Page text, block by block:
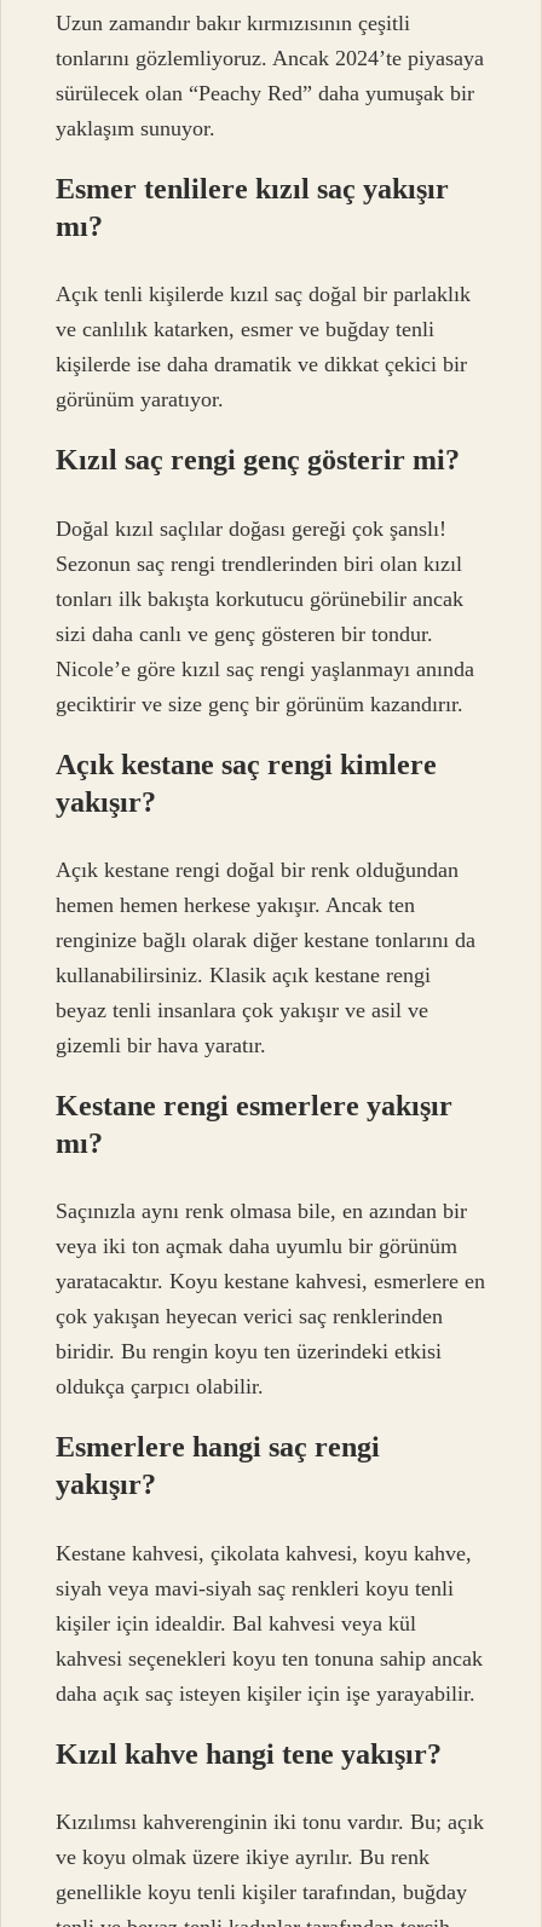
Uzun zamandır bakır kırmızısının çeşitli
tonlarını gözlemliyoruz. Ancak 2024’te piyasaya
sürülecek olan “Peachy Red” daha yumuşak bir
yaklaşım sunuyor.
Esmer tenlilere kızıl saç yakışır
mı?
Açık tenli kişilerde kızıl saç doğal bir parlaklık
ve canlılık katarken, esmer ve buğday tenli
kişilerde ise daha dramatik ve dikkat çekici bir
görünüm yaratıyor.
Kızıl saç rengi genç gösterir mi?
Doğal kızıl saçlılar doğası gereği çok şanslı!
Sezonun saç rengi trendlerinden biri olan kızıl
tonları ilk bakışta korkutucu görünebilir ancak
sizi daha canlı ve genç gösteren bir tondur.
Nicole’e göre kızıl saç rengi yaşlanmayı anında
geciktirir ve size genç bir görünüm kazandırır.
Açık kestane saç rengi kimlere
yakışır?
Açık kestane rengi doğal bir renk olduğundan
hemen hemen herkese yakışır. Ancak ten
renginize bağlı olarak diğer kestane tonlarını da
kullanabilirsiniz. Klasik açık kestane rengi
beyaz tenli insanlara çok yakışır ve asil ve
gizemli bir hava yaratır.
Kestane rengi esmerlere yakışır
mı?
Saçınızla aynı renk olmasa bile, en azından bir
veya iki ton açmak daha uyumlu bir görünüm
yaratacaktır. Koyu kestane kahvesi, esmerlere en
çok yakışan heyecan verici saç renklerinden
biridir. Bu rengin koyu ten üzerindeki etkisi
oldukça çarpıcı olabilir.
Esmerlere hangi saç rengi
yakışır?
Kestane kahvesi, çikolata kahvesi, koyu kahve,
siyah veya mavi-siyah saç renkleri koyu tenli
kişiler için idealdir. Bal kahvesi veya kül
kahvesi seçenekleri koyu ten tonuna sahip ancak
daha açık saç isteyen kişiler için işe yarayabilir.
Kızıl kahve hangi tene yakışır?
Kızılımsı kahverenginin iki tonu vardır. Bu; açık
ve koyu olmak üzere ikiye ayrılır. Bu renk
genellikle koyu tenli kişiler tarafından, buğday